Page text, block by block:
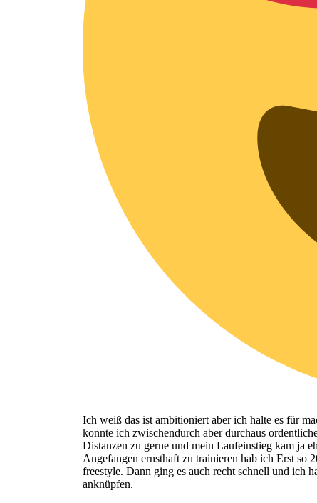
Ich weiß das ist ambitioniert aber ich halte es für
konnte ich zwischendurch aber durchaus
Distanzen zu gerne und mein Laufeinstieg kam ja
Angefangen ernsthaft zu trainieren hab ich Erst so
freestyle. Dann ging es auch recht schnell und ich
anknüpfen.